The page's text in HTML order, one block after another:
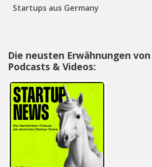
Startups aus Germany
Die neusten Erwähnungen
Podcasts & Videos: